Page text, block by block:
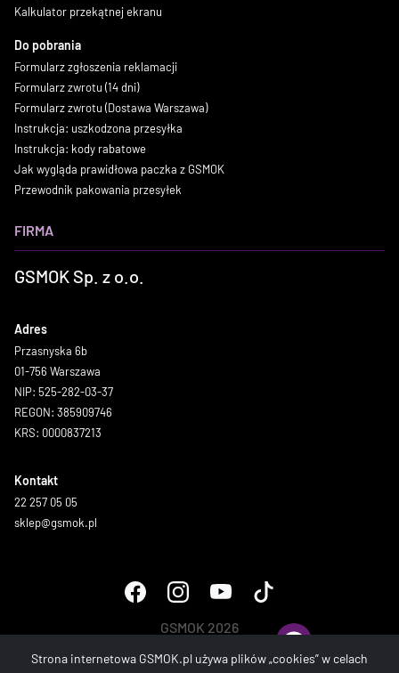
Kalkulator przekątnej ekranu
Do pobrania
Formularz zgłoszenia reklamacji
Formularz zwrotu (14 dni)
Formularz zwrotu (Dostawa Warszawa)
Instrukcja: uszkodzona przesyłka
Instrukcja: kody rabatowe
Jak wygląda prawidłowa paczka z GSMOK
Przewodnik pakowania przesyłek
FIRMA
GSMOK Sp. z o.o.
Adres
Przasnyska 6b
01-756 Warszawa
NIP: 525-282-03-37
REGON: 385909746
KRS: 0000837213
Kontakt
22 257 05 05
sklep@gsmok.pl
GSMOK 2026
Strona internetowa GSMOK.pl używa plików „cookies” w celach